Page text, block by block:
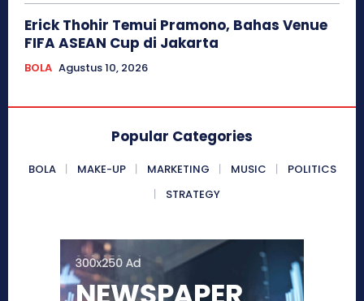
Erick Thohir Temui Pramono, Bahas Venue
FIFA ASEAN Cup di Jakarta
BOLA Agustus 10, 2026
Popular Categories
BOLA MAKE-UP MARKETING MUSIC
POLITICS
STRATEGY